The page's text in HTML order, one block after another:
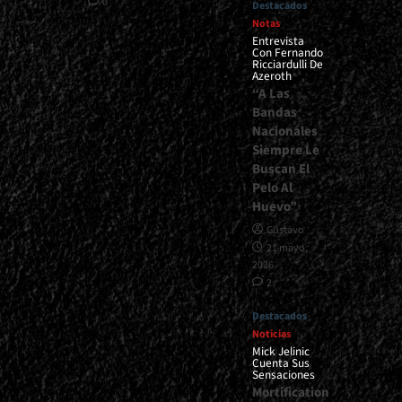
Destacados
Notas
Entrevista
Con Fernando
Ricciardulli De
Azeroth
“A Las
Bandas
Nacionales
Siempre Le
Buscan El
Pelo Al
Huevo”
Gustavo
21 mayo,
2026
2
Destacados
Noticias
Mick Jelinic
Cuenta Sus
Sensaciones
Mortification